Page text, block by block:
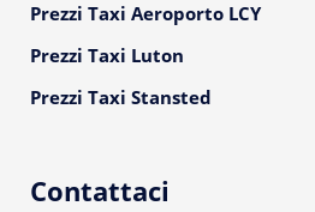
Prezzi Taxi Aeroporto LCY
Prezzi Taxi Luton
Prezzi Taxi Stansted
Contattaci